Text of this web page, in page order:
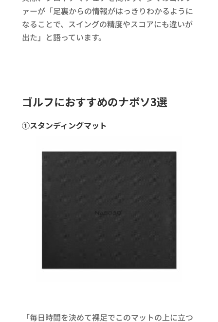
ァーが「足裏からの情報がはっきりわかるように
なることで、スイングの精度やスコアにも違いが
出た」と語っています。
ゴルフにおすすめのナボソ3選
①スタンディングマット
「毎日時間を決めて裸足でこのマットの上に立つ